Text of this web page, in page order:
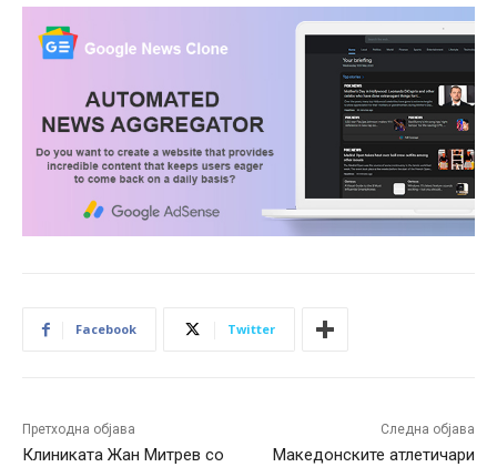
Facebook Twitter
Претходна објава
Клиниката Жан Митрев со
Следна објава
Македонските атлетичари